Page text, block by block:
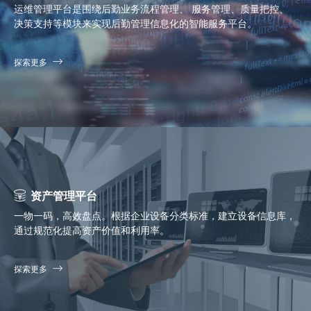
运维管理平台是围绕后勤业务流程管理、 服务管理、质量把控、
决策支持等模块来实现后勤管理信息化的智能服务平台。
探索更多
资产管理平台
一物一码，高效盘点。根据企业设备分类标准，建立设备信息库，
通过规范化提高资产价值和利用率。
探索更多